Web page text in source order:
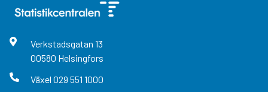
Verkstadsgatan 13
00580 Helsingfors
Växel 029 551 1000